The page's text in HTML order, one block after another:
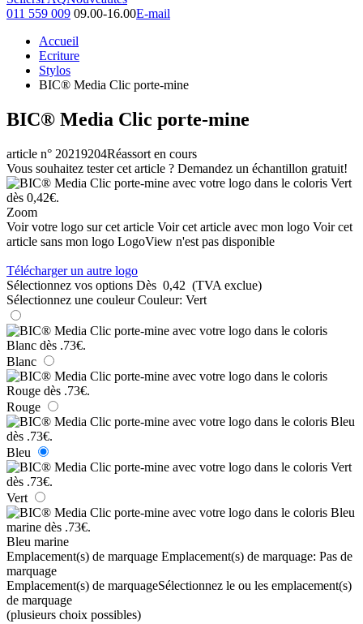
011 559 009 09.00-16.00E-mail
Accueil
Ecriture
Stylos
BIC® Media Clic porte-mine
BIC® Media Clic porte-mine
article n° 20219204Réassort en cours
Vous souhaitez tester cet article ? Demandez un échantillon gratuit!
Zoom
Voir votre logo sur cet article Voir cet article avec mon logo Voir cet
article sans mon logo LogoView n'est pas disponible
Télécharger un autre logo
Sélectionnez vos options Dès 0,42 (TVA exclue)
Sélectionnez une couleur Couleur: Vert
Blanc
Rouge
Bleu
Vert
Bleu marine
Emplacement(s) de marquage Emplacement(s) de marquage: Pas de
marquage
Emplacement(s) de marquageSélectionnez le ou les emplacement(s)
de marquage
(plusieurs choix possibles)